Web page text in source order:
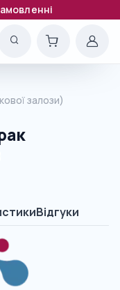
залози)
Відгуки